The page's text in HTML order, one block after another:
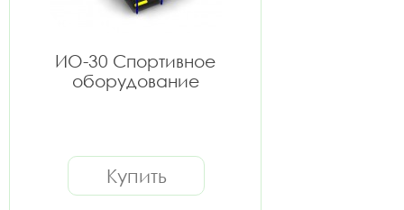
ИО-30 Спортивное
оборудование
Купить